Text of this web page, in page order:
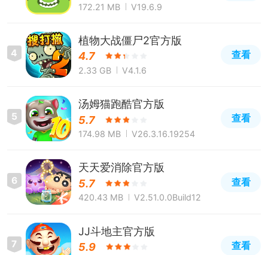
172.21 MB V19.6.9
4
植物大战僵尸2官方版
4.7
2.33 GB V4.1.6
查看
5
汤姆猫跑酷官方版
5.7
174.98 MB V26.3.16.19254
查看
6
天天爱消除官方版
5.7
420.43 MB V2.51.0.0Build12
查看
7
JJ斗地主官方版
5.9
查看